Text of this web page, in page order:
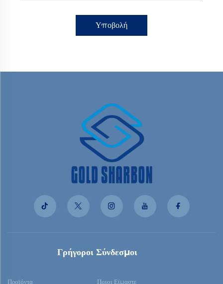
Υποβολή
Γρήγοροι Σύνδεσμοι
Προϊόντα Ποιοι Είμαστε